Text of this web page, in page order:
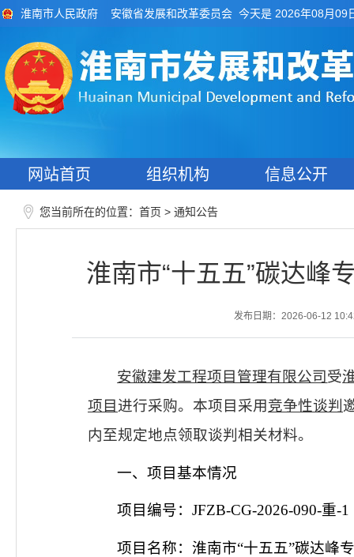
淮南市人民政府 安徽省发展和改革委员会 今天是 2026年08月09
网站首页 组织机构 信息公开
您当前所在的位置： 首页 > 通知公告
淮南市“十五五”碳达峰
发布日期：2026-06-12
安徽建发工程项目管理有限公司受
项目 进行采购。本项目采用竞争性谈判
内至规定地点领取谈判相关材料。
一、项目基本情况
项目编号：JFZB-CG-2026-090-重-1
项目名称：淮南市“十五五”碳达峰